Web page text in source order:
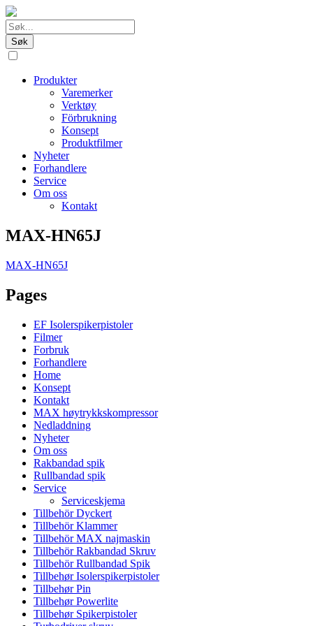
Produkter
Varemerker
Verktøy
Förbrukning
Konsept
Produktfilmer
Nyheter
Forhandlere
Service
Om oss
Kontakt
MAX-HN65J
MAX-HN65J
Pages
EF Isolerspikerpistoler
Filmer
Forbruk
Forhandlere
Home
Konsept
Kontakt
MAX høytrykkskompressor
Nedladdning
Nyheter
Om oss
Rakbandad spik
Rullbandad spik
Service
Serviceskjema
Tillbehör Dyckert
Tillbehör Klammer
Tillbehör MAX najmaskin
Tillbehör Rakbandad Skruv
Tillbehör Rullbandad Spik
Tillbehør Isolerspikerpistoler
Tillbehør Pin
Tillbehør Powerlite
Tillbehør Spikerpistoler